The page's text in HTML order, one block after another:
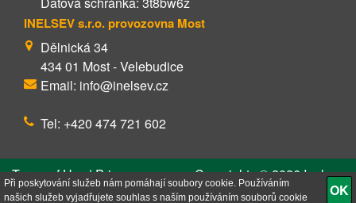
INELSEV s.r.o. provozovna Most
Dělnická 34
434 01 Most - Velebudice
Email: info@inelsev.cz
Tel: +420 474 721 602
Terms of Use | Privacy
Policy
Copyrights © 2026 Inelsev